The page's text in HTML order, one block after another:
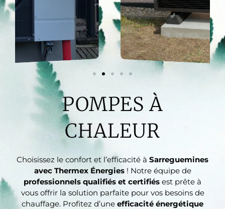
POMPES À
CHALEUR
Choisissez le confort et l’efficacité à Sarreguemines
avec Thermex Énergies! Notre équipe de
professionnels qualifiés et certifiés est prête à
vous offrir la solution parfaite pour vos besoins de
chauffage. Profitez d’une efficacité énergétique